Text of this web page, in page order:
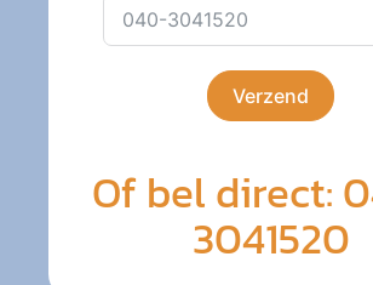
Verzend
Of bel direct:
3041520